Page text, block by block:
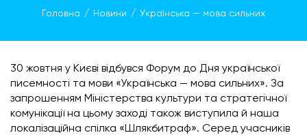
Головна Новини Українська — мова сильних
30 жовтня у Києві відбувся Форум до Дня української
писемності та мови «Українська — мова сильних». За
запрошенням Міністерства культури та стратегічної
комунікації на цьому заході також виступила й наша
локалізаційна спілка «Шлякбитраф». Серед учасників